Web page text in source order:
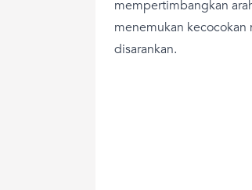
mempertimbangkan
menemukan
disarankan.